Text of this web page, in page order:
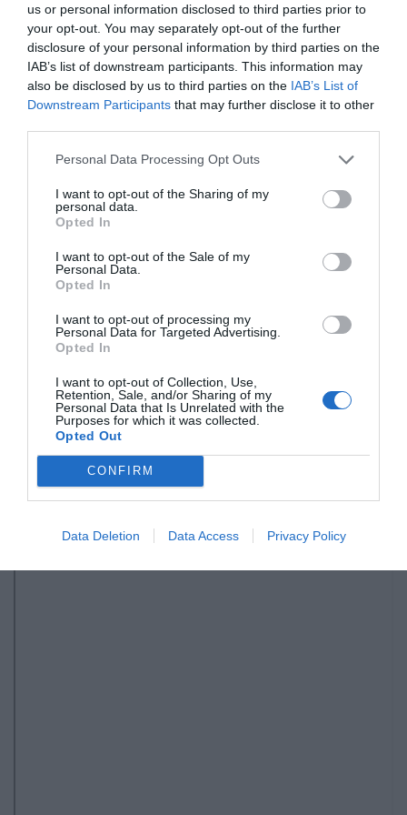
us or personal information disclosed to third parties prior to
your opt-out. You may separately opt-out of the further
disclosure of your personal information by third parties on the
IAB’s list of downstream participants. This information may
also be disclosed by us to third parties on the IAB’s List of
Downstream Participants that may further disclose it to other
Personal Data Processing Opt Outs
I want to opt-out of the Sharing of my
personal data.
Opted In
I want to opt-out of the Sale of my
Personal Data.
Opted In
I want to opt-out of processing my
Personal Data for Targeted Advertising.
Opted In
I want to opt-out of Collection, Use,
Retention, Sale, and/or Sharing of my
Personal Data that Is Unrelated with the
Purposes for which it was collected.
Opted Out
CONFIRM
Data Deletion Data Access Privacy Policy